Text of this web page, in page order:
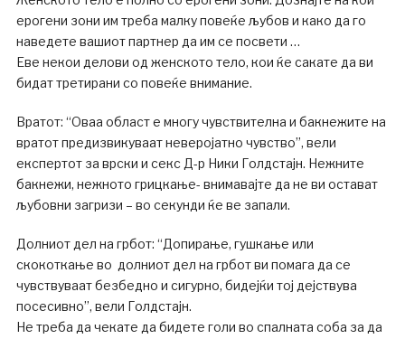
ерогени зони им треба малку повеќе љубов и како да го
наведете вашиот партнер да им се посвети …
Еве некои делови од женското тело, кои ќе сакате да ви
бидат третирани со повеќе внимание.
Вратот: “Оваа област е многу чувствителна и бакнежите на
вратот предизвикуваат неверојатно чувство”, вели
експертот за врски и секс Д-р Ники Голдстајн. Нежните
бакнежи, нежното грицкање- внимавајте да не ви остават
љубовни загризи – во секунди ќе ве запали.
Долниот дел на грбот: “Допирање, гушкање или
скокоткање во долниот дел на грбот ви помага да се
чувствуваат безбедно и сигурно, бидејќи тој дејствува
посесивно”, вели Голдстајн.
Не треба да чекате да бидете голи во спалната соба за да